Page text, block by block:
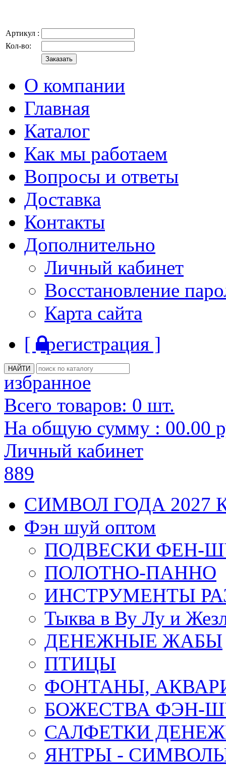
Артикул :
Кол-во:
О компании
Главная
Каталог
Как мы работаем
Вопросы и ответы
Доставка
Контакты
Дополнительно
Личный кабинет
Восстановление
Карта сайта
[ регистрация ]
избранное
Всего товаров: 0 шт.
На общую сумму : 00.00
Личный кабинет
889
СИМВОЛ ГОДА 2027
Фэн шуй оптом
ПОДВЕСКИ ФЕН-
ПОЛОТНО-ПАННО
ИНСТРУМЕНТЫ
Тыква в Ву Лу и
ДЕНЕЖНЫЕ ЖАБЫ
ПТИЦЫ
ФОНТАНЫ,
БОЖЕСТВА ФЭН-
САЛФЕТКИ
ЯНТРЫ -